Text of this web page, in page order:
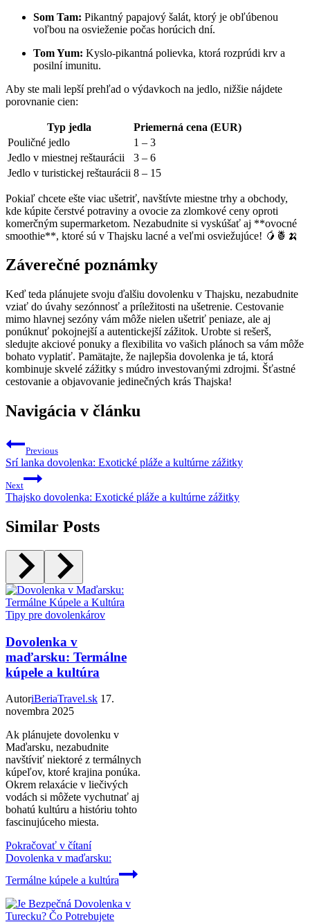
Som Tam: Pikantný papajový šalát, ktorý je obľúbenou
voľbou na osvieženie počas horúcich dní.
Tom Yum: Kyslo-pikantná polievka, ktorá rozprúdi krv a
posilní imunitu.
Aby ste mali lepší prehľad o výdavkoch na jedlo, nižšie nájdete
porovnanie cien:
Typ jedla
Priemerná cena (EUR)
Pouličné jedlo
1 – 3
Jedlo v miestnej reštaurácii
3 – 6
Jedlo v turistickej reštaurácii 8 – 15
Pokiaľ chcete ešte viac ušetriť, navštívte miestne trhy a obchody,
kde kúpite čerstvé potraviny a ovocie za zlomkové ceny oproti
komerčným supermarketom. Nezabudnite si vyskúšať aj **ovocné
smoothie**, ktoré sú v Thajsku lacné a veľmi osviežujúce! 🥭🍍🍌
Záverečné poznámky
Keď teda plánujete svoju ďalšiu dovolenku v Thajsku, nezabudnite
vziať do úvahy sezónnosť a príležitosti na ušetrenie. Cestovanie
mimo hlavnej sezóny vám môže nielen ušetriť peniaze, ale aj
ponúknuť pokojnejší a autentickejší zážitok. Urobte si rešerš,
sledujte akciové ponuky a flexibilita vo vašich plánoch sa vám môže
bohato vyplatiť. Pamätajte, že najlepšia dovolenka je tá, ktorá
kombinuje skvelé zážitky s múdro investovanými zdrojmi. Šťastné
cestovanie a objavovanie jedinečných krás Thajska!
Navigácia v článku
Previous
Srí lanka dovolenka: Exotické pláže a kultúrne zážitky
Next
Thajsko dovolenka: Exotické pláže a kultúrne zážitky
Similar Posts
Tipy pre dovolenkárov
Dovolenka v
maďarsku: Termálne
kúpele a kultúra
AutoriBeriaTravel.sk 17.
novembra 2025
Ak plánujete dovolenku v
Maďarsku, nezabudnite
navštíviť niektoré z termálnych
kúpeľov, ktoré krajina ponúka.
Okrem relaxácie v liečivých
vodách si môžete vychutnať aj
bohatú kultúru a históriu tohto
fascinujúceho miesta.
Pokračovať v čítaní
Dovolenka v maďarsku:
Termálne kúpele a kultúra